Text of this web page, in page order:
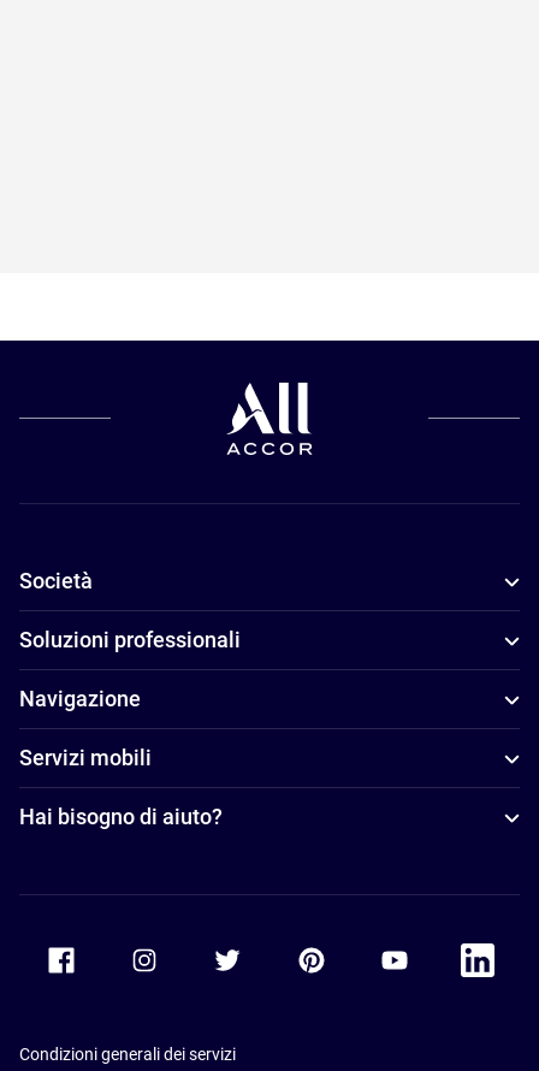
Società
Soluzioni professionali
Navigazione
Servizi mobili
Hai bisogno di aiuto?
Accor Facebook Accor TwitterAccor PinterestAccor Youtube
Accor
Condizioni generali dei servizi